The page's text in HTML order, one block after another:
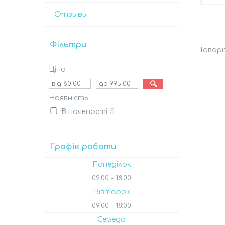
Отзывы
Фільтри
Ціна
Наявність
В наявності 5
Графік роботи
Понеділок
09:00 18:00
Вівторок
09:00 18:00
Середа